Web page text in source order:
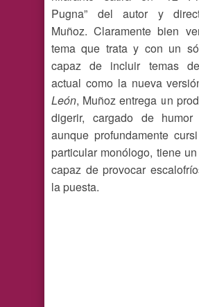
Pugna” del autor y
Muñoz. Claramente bien
tema que trata y con un
capaz de incluir temas
actual como la nueva
León, Muñoz entrega un
digerir, cargado de
aunque profundamente
particular monólogo, tiene
capaz de provocar
la puesta.